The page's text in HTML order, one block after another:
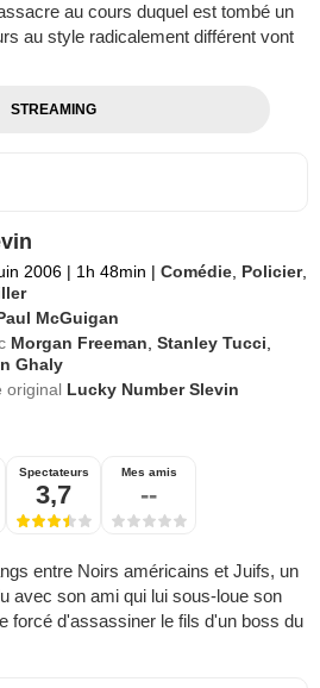
au cours duquel est tombé un
au style radicalement différent vont
STREAMING
2006 | 1h 48min | Comédie Policier,
McGuigan
Morgan Freeman ,Stanley Tucci
Ghaly
original Lucky Number Slevin
Spectateurs
3,7
Mes amis
--
entre Noirs américains et Juifs, un
avec son ami qui lui sous-loue son
forcé d'assassiner le fils d'un boss du